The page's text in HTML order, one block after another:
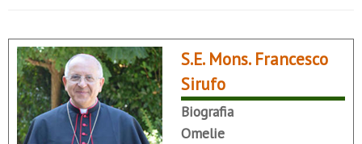
S.E. Mons. Francesco
Sirufo
Biografia
Omelie